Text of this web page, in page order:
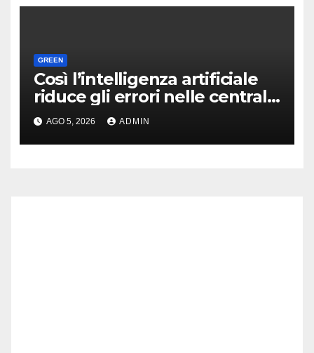
GREEN
Così l’intelligenza artificiale
riduce gli errori nelle centrali
nucleari
AGO 5, 2026 ADMIN